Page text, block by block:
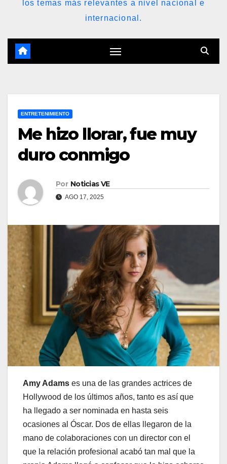
los temas más relevantes a nivel nacional e
internacional.
ENTRETENIMIENTO
Me hizo llorar, fue muy
duro conmigo
Por Noticias VE
AGO 17, 2025
Amy Adams es una de las grandes actrices de
Hollywood de los últimos años, tanto es así que
ha llegado a ser nominada en hasta seis
ocasiones al Óscar. Dos de ellas llegaron de la
mano de colaboraciones con un director con el
que la relación profesional acabó tan mal que la